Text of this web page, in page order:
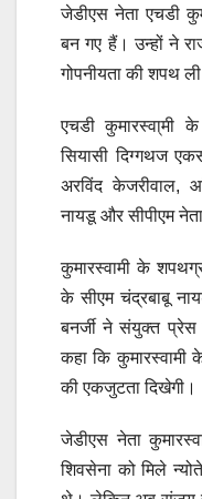
जेडीएस नेता एचडी
बन गए हैं। उन्हों ने
गोपनीयता की शपथ
एचडी
सियासी दिग्गथज
अरविंद केजरीवाल,
नायडू और सीपीएम
कुमारस्वामी के
के सीएम चंद्रबाबू
बनर्जी ने संयुक्त प्रेस
कहा कि कुमारस्वामी
की एकजुटता दिखेगी।
जेडीएस नेता
शिवसेना को मिले